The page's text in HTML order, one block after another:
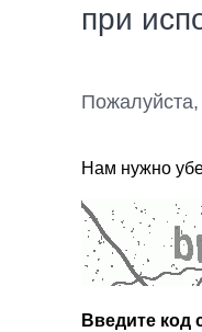
при
Нам нужно
Введите код